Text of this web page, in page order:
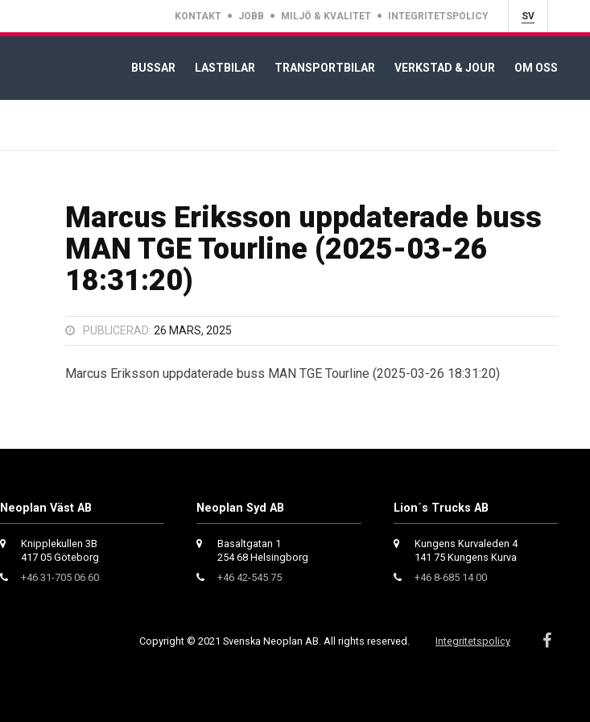
KONTAKT JOBB MILJÖ & KVALITET INTEGRITETSPOLICY SV
BUSSAR LASTBILAR TRANSPORTBILAR VERKSTAD & JOUR OM OSS
Marcus Eriksson uppdaterade buss
MAN TGE Tourline (2025-03-26
18:31:20)
PUBLICERAD: 26 MARS, 2025
Marcus Eriksson uppdaterade buss MAN TGE Tourline (2025-03-26 18:31:20)
Neoplan Väst AB
Knipplekullen 3B
417 05 Göteborg
+46 31-705 06 60
Neoplan Syd AB
Basaltgatan 1
254 68 Helsingborg
+46 42-545 75
Lion´s Trucks AB
Kungens Kurvaleden 4
141 75 Kungens Kurva
+46 8-685 14 00
Copyright © 2021 Svenska Neoplan AB. All rights reserved. Integritetspolicy